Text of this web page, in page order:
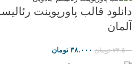
دانلود قالب پاورپوینت
آلمان
۷۳.۵۰۰ تومان ۳۸.۰۰۰ تومان